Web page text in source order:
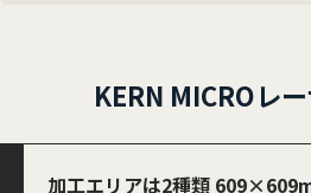
KERN MICROレ
加工エリアは2種類